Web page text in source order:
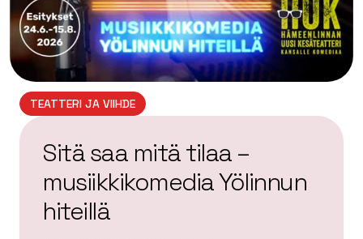
TEATTERI JA VIIHDE
Sitä saa mitä tilaa –
musiikkikomedia Yölinnun
hiteillä